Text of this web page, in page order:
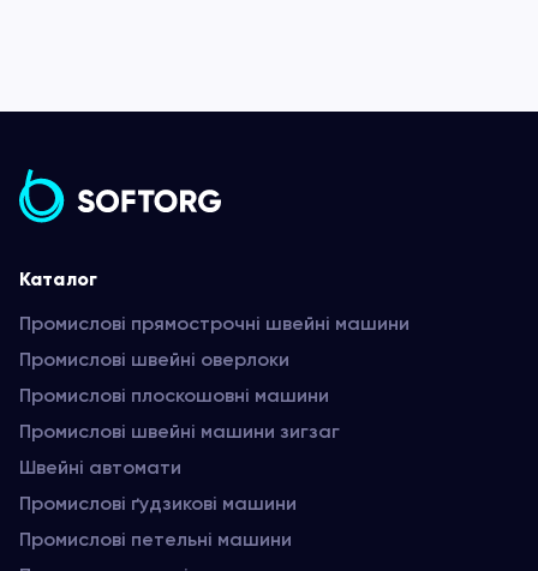
Каталог
Промислові прямострочні швейні машини
Промислові швейні оверлоки
Промислові плоскошовні машини
Промислові швейні машини зигзаг
Швейні автомати
Промислові ґудзикові машини
Промислові петельні машини